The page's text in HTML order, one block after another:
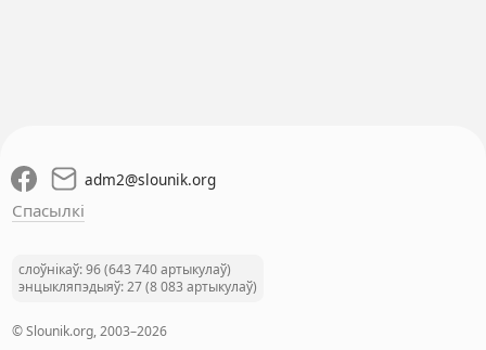
adm2@slounik.org
Спасылкі
слоўнікаў: 96 (643 740 артыкулаў)
энцыкляпэдыяў: 27 (8 083 артыкулаў)
© Slounik.org, 2003–2026